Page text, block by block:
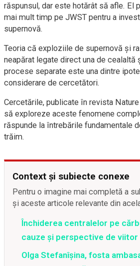
răspunsul, dar este hotărât să afle. El
mai mult timp pe JWST pentru a
supernovă.
Teoria că exploziile de supernovă și
neapărat legate direct una de cealaltă
procese separate este una dintre
considerare de cercetători.
Cercetările, publicate în revista
să exploreze aceste fenomene
răspunde la întrebările fundamentale
trăim.
Context și subiecte conexe
Pentru o imagine mai completă a
și aceste articole relevante din
Închiderea centralelor pe
cauze și perspective de viitor
Olga Stefanîşina, fosta